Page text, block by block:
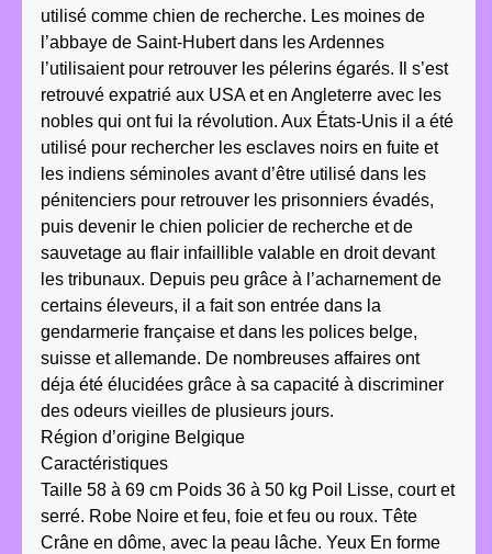
utilisé comme chien de recherche. Les moines de
l’abbaye de Saint-Hubert dans les Ardennes
l’utilisaient pour retrouver les pélerins égarés. Il s’est
retrouvé expatrié aux USA et en Angleterre avec les
nobles qui ont fui la révolution. Aux États-Unis il a été
utilisé pour rechercher les esclaves noirs en fuite et
les indiens séminoles avant d’être utilisé dans les
pénitenciers pour retrouver les prisonniers évadés,
puis devenir le chien policier de recherche et de
sauvetage au flair infaillible valable en droit devant
les tribunaux. Depuis peu grâce à l’acharnement de
certains éleveurs, il a fait son entrée dans la
gendarmerie française et dans les polices belge,
suisse et allemande. De nombreuses affaires ont
déja été élucidées grâce à sa capacité à discriminer
des odeurs vieilles de plusieurs jours.
Région d’origine Belgique
Caractéristiques
Taille 58 à 69 cm Poids 36 à 50 kg Poil Lisse, court et
serré. Robe Noire et feu, foie et feu ou roux. Tête
Crâne en dôme, avec la peau lâche. Yeux En forme